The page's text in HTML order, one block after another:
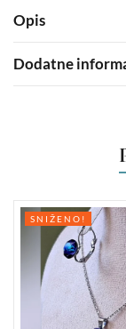
Opis
Dodatne
SNIŽENO!